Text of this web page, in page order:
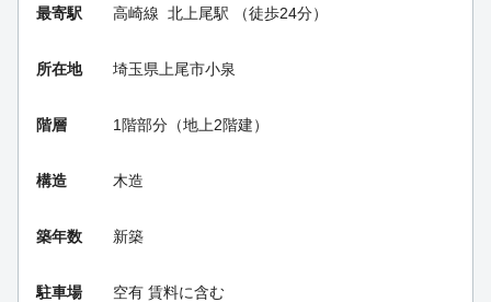
最寄駅 高崎線 北上尾駅 （徒歩24分）
所在地 埼玉県上尾市小泉
階層 1階部分（地上2階建）
構造 木造
築年数 新築
駐車場 空有 賃料に含む